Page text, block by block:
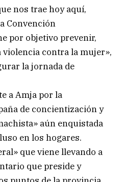
nos trae hoy aquí,
Convención
por objetivo prevenir,
contra la mujer»,
la jornada de
a Amja por la
de concientización y
aún enquistada
en los hogares.
que viene llevando a
que preside y